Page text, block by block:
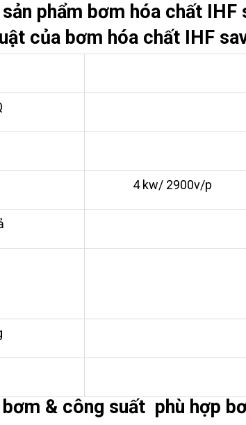
phẩm bơm hóa chất IHF
của bơm hóa chất IHF
4 kw/ 2900v/p
bơm & công suất phù hợp